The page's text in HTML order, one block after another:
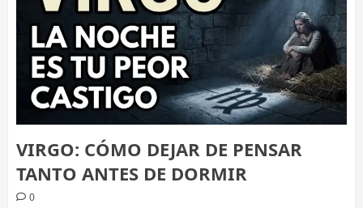
VIRGO: CÓMO DEJAR DE PENSAR
TANTO ANTES DE DORMIR
0